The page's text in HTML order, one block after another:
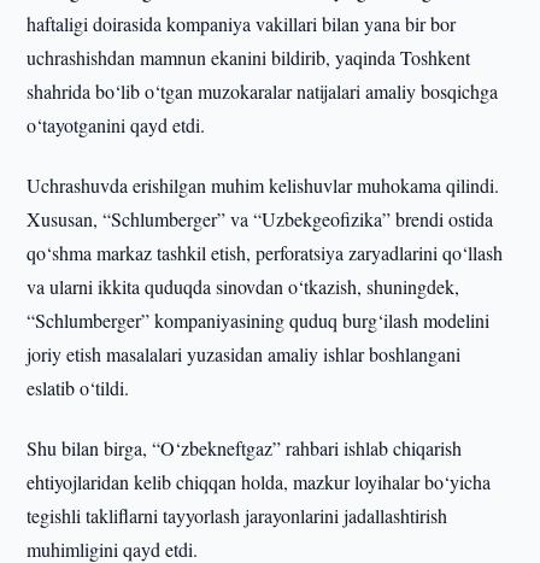
haftaligi doirasida kompaniya vakillari bilan yana bir bor
uchrashishdan mamnun ekanini bildirib, yaqinda Toshkent
shahrida bo‘lib o‘tgan muzokaralar natijalari amaliy bosqichga
o‘tayotganini qayd etdi.
Uchrashuvda erishilgan muhim kelishuvlar muhokama qilindi.
Xususan, “Schlumberger” va “Uzbekgeofizika” brendi ostida
qo‘shma markaz tashkil etish, perforatsiya zaryadlarini qo‘llash
va ularni ikkita quduqda sinovdan o‘tkazish, shuningdek,
“Schlumberger” kompaniyasining quduq burg‘ilash modelini
joriy etish masalalari yuzasidan amaliy ishlar boshlangani
eslatib o‘tildi.
Shu bilan birga, “O‘zbekneftgaz” rahbari ishlab chiqarish
ehtiyojlaridan kelib chiqqan holda, mazkur loyihalar bo‘yicha
tegishli takliflarni tayyorlash jarayonlarini jadallashtirish
muhimligini qayd etdi.